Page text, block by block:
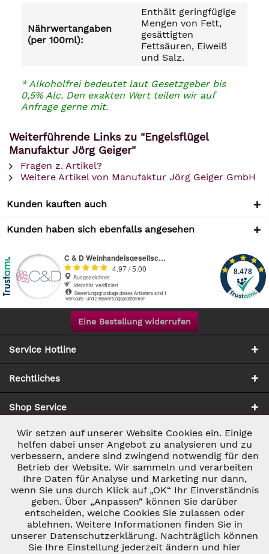
Nährwertangaben
(per 100ml):
Enthält geringfügige
Mengen von Fett,
gesättigten
Fettsäuren, Eiweiß
und Salz.
* Alkoholfrei bedeutet laut Gesetzgeber bis
0,5% Alc. Den exakten Wert teilen wir auf
Anfrage gerne mit.
Weiterführende Links zu "Engelsflügel
Manufaktur Jörg Geiger"
Fragen z. Artikel?
Weitere Artikel von Manufaktur Jörg Geiger GmbH
Kunden kauften auch
Kunden haben sich ebenfalls angesehen
Eine Bestellung widerrufen
Service Hotline
Rechtliches
Shop Service
Zahlung & Versand
* ALLE PREISE INKL. GESETZL. UMSATZSTEUER ZZGL.
VERSANDKOSTEN UND GGF. NACHNAHMEGEBÜHREN, WENN NICHT
ANDERS BESCHRIEBEN
Notwendig Aktiv
Marketing Inaktiv
Tracking Inaktiv
Personalisierung Inaktiv
Wir setzen auf unserer Website Cookies ein. Einige
helfen dabei unser Angebot zu analysieren und zu
verbessern, andere sind zwingend notwendig für den
Betrieb der Website. Wir sammeln und verarbeiten
Ihre Daten für Analyse und Marketing nur dann,
wenn Sie uns durch Klick auf „OK“ Ihr Einverständnis
geben. Über „Anpassen“ können Sie darüber
entscheiden, welche Cookies Sie zulassen oder
ablehnen. Weitere Informationen finden Sie in
unserer Datenschutzerklärung. Nachträglich können
Sie Ihre Einstellung jederzeit ändern und hier